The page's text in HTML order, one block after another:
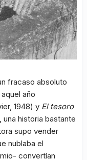
fracaso absoluto
año
1948) y El tesoro
historia bastante
supo vender
nublaba el
convertían